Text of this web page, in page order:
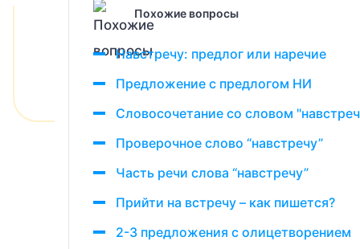
Похожие вопросы
Навстречу: предлог или наречие
Предложение с предлогом НИ
Словосочетание со словом
Проверочное слово “навстречу”
Часть речи слова “навстречу”
Прийти на встречу – как пишется?
2-3 предложения с олицетворением